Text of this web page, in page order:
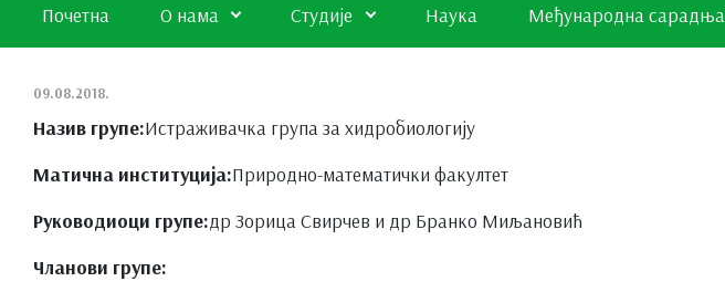
Почетна О нама Студије Наука Међународна сарадња
09.08.2018.
Назив групе:Истраживачка група за хидробиологију
Матична институција:Природно-математички факултет
Руководиоци групе:др Зорица Свирчев и др Бранко Миљановић
Чланови групе: